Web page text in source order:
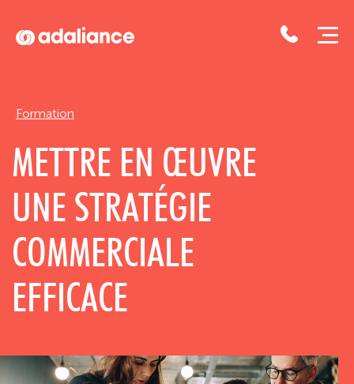
Formation
METTRE EN ŒUVRE
UNE STRATÉGIE
COMMERCIALE
EFFICACE